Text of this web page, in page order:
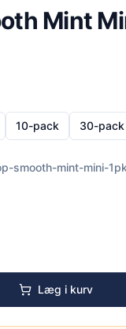
Mint
10-pack 30-pack
smooth-mint-mini-1pk
Læg i kurv